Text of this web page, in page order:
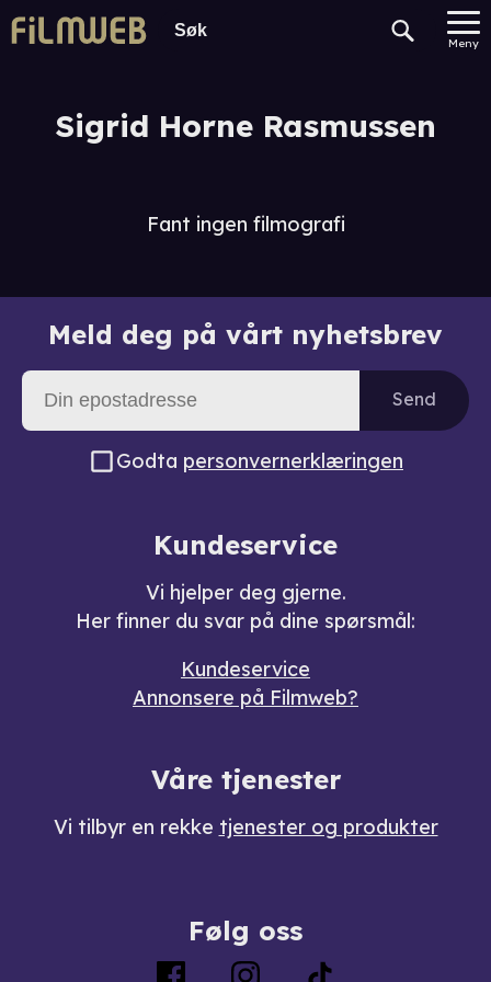
Meny
Sigrid Horne Rasmussen
Fant ingen filmografi
Meld deg på vårt nyhetsbrev
Send
Godta personvernerklæringen
Kundeservice
Vi hjelper deg gjerne.
Her finner du svar på dine spørsmål:
Kundeservice
Annonsere på Filmweb?
Våre tjenester
Vi tilbyr en rekke tjenester og produkter
Følg oss